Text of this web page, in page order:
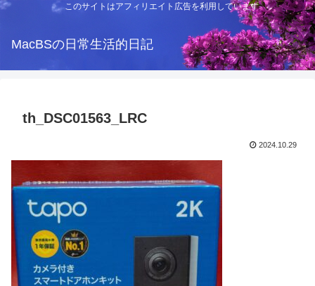
このサイトはアフィリエイト広告を利用しています
MacBSの日常生活的日記
th_DSC01563_LRC
2024.10.29